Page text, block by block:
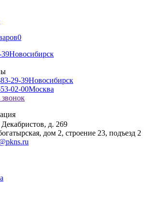
0
39Новосибирск
29-39Новосибирск
02-00Москва
звонок
д. 269
дом 2, строение 23, подъезд 2